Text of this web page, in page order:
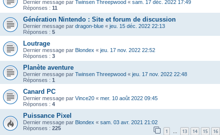
Dernier message par Twinsen Threepwood « sam. 17 déc. 2022 17:49
Réponses : 11
Génération Nintendo : Site et forum de discussion
Dernier message par dragon-blue « jeu. 15 déc. 2022 22:13
Réponses : 5
Loutrage
Dernier message par Blondex « jeu. 17 nov. 2022 22:52
Réponses : 3
Planète aventure
Dernier message par Twinsen Threepwood « jeu. 17 nov. 2022 22:48
Réponses : 1
Canard PC
Dernier message par Vince20 « mer. 10 août 2022 09:45
Réponses : 4
Puissance Pixel
Dernier message par Blondex « sam. 03 avr. 2021 21:02
Réponses : 225 1 … 13 14 15 16